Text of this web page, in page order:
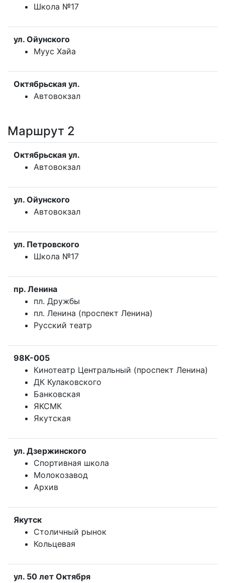
Школа №17
ул. Ойунского
Муус Хайа
Октябрьская ул.
Автовокзал
Маршрут 2
Октябрьская ул.
Автовокзал
ул. Ойунского
Автовокзал
ул. Петровского
Школа №17
пр. Ленина
пл. Дружбы
пл. Ленина (проспект Ленина)
Русский театр
98К-005
Кинотеатр Центральный (проспект Ленина)
ДК Кулаковского
Банковская
ЯКСМК
Якутская
ул. Дзержинского
Спортивная школа
Молокозавод
Архив
Якутск
Столичный рынок
Кольцевая
ул. 50 лет Октября